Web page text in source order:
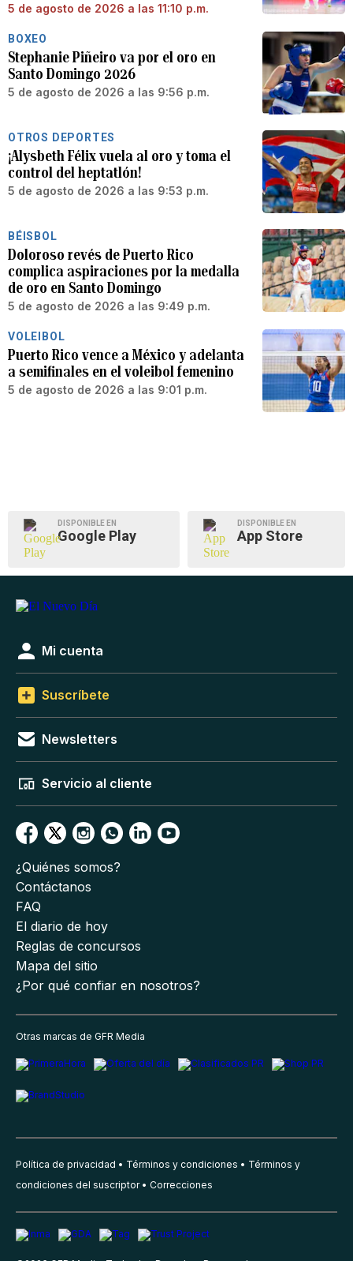
5 de agosto de 2026 a las 11:10 p.m.
BOXEO
Stephanie Piñeiro va por el oro en
Santo Domingo 2026
5 de agosto de 2026 a las 9:56 p.m.
OTROS DEPORTES
¡Alysbeth Félix vuela al oro y toma el
control del heptatlón!
5 de agosto de 2026 a las 9:53 p.m.
BÉISBOL
Doloroso revés de Puerto Rico
complica aspiraciones por la medalla
de oro en Santo Domingo
5 de agosto de 2026 a las 9:49 p.m.
VOLEIBOL
Puerto Rico vence a México y adelanta
a semifinales en el voleibol femenino
5 de agosto de 2026 a las 9:01 p.m.
DISPONIBLE EN
Google Play
DISPONIBLE EN
App Store
Mi cuenta
Suscríbete
Newsletters
Servicio al cliente
¿Quiénes somos?
Contáctanos
FAQ
El diario de hoy
Reglas de concursos
Mapa del sitio
¿Por qué confiar en nosotros?
Otras marcas de GFR Media
Política de privacidad Términos y condiciones
Términos y
condiciones del suscriptor
Correcciones